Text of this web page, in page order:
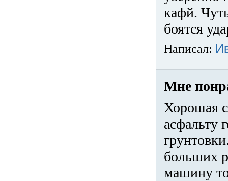
кафй.
боятся
Написал:
Мне
Хорошая
асфальту
больших
машину